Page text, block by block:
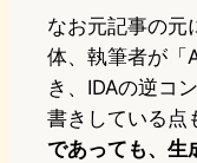
なお元記事の元
体、執筆者が「
き、IDAの逆コ
書きしている点
であっても、生